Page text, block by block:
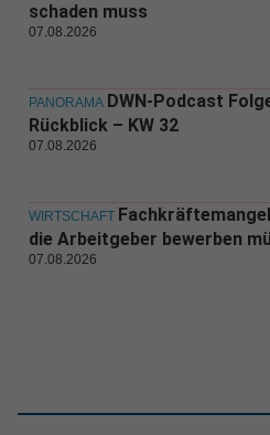
schaden muss
07.08.2026
PANORAMA DWN-Podcast
Rückblick – KW 32
07.08.2026
WIRTSCHAFT
die Arbeitgeber bewerben
07.08.2026